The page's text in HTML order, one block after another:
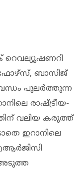
റെവല്യൂഷണറി
ബാസിജ്
പുലർത്തുന്ന
രാഷ്ട്രീയ-
വലിയ കരുത്ത്
ഇറാനിലെ